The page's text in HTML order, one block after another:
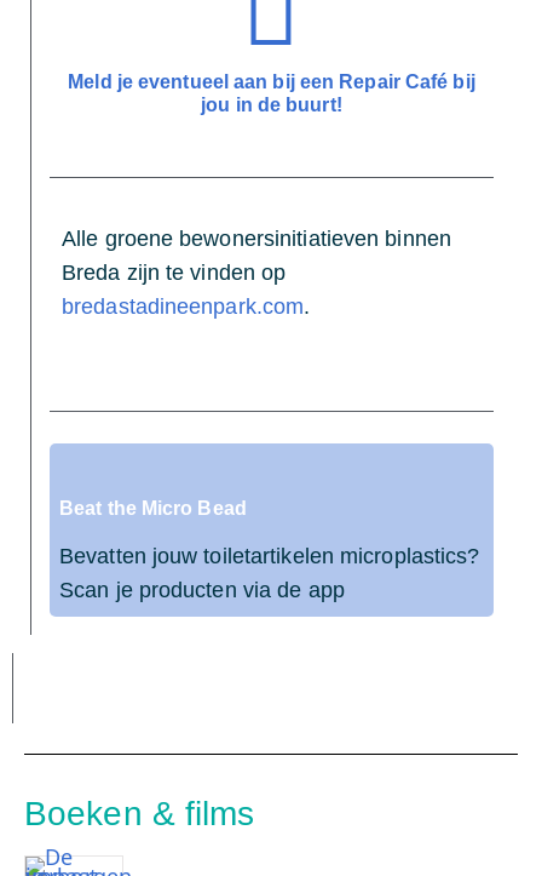
Meld je eventueel aan bij een Repair Café bij
jou in de buurt!
Alle groene bewonersinitiatieven binnen
Breda zijn te vinden op
bredastadineenpark.com.
Beat the Micro Bead
Bevatten jouw toiletartikelen microplastics?
Scan je producten via de app
Boeken & films